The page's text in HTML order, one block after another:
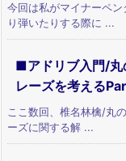
今回は私がマイナーペ
り弾いたりする際に ...
■アドリブ入門/丸
レーズを考える
ここ数回、椎名林檎/丸
ーズに関する解 ...